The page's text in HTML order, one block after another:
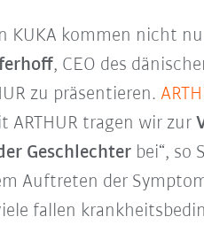
KUKA kommen nicht
, CEO des
zu präsentieren.
ARTHUR tragen wir zur
Geschlechterbei“, so
Auftreten der
fallen